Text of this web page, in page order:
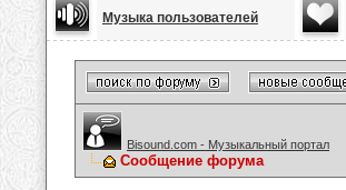
Музыка пользователей
Bisound.com - Музыкальный портал
Сообщение форума